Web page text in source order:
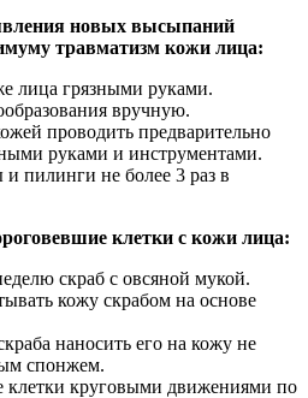
новых высыпаний
травматизм кожи лица:
лица грязными руками.
вручную.
проводить предварительно
руками и инструментами.
и пилинги не более 3 раз в
клетки с кожи лица:
скраб с овсяной мукой.
кожу скрабом на основе
наносить его на кожу не
спонжем.
клетки круговыми движениями по